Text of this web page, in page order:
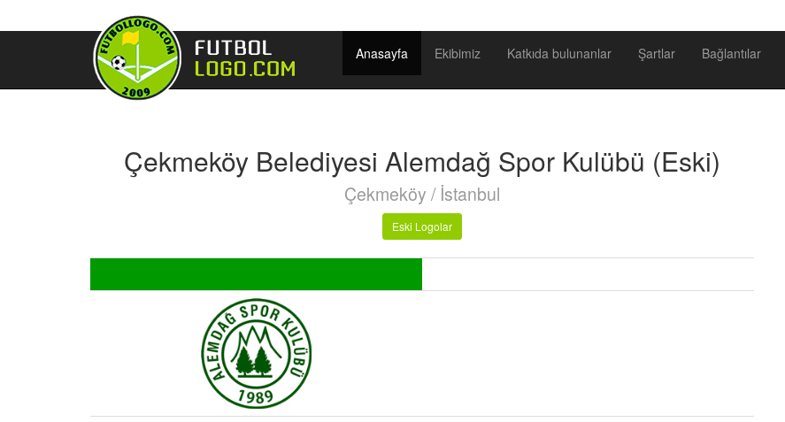
Anasayfa Ekibimiz Katkıda bulunanlar Şartlar Bağlantılar
Çekmeköy Belediyesi Alemdağ Spor Kulübü (Eski)
Çekmeköy / İstanbul
Eski Logolar